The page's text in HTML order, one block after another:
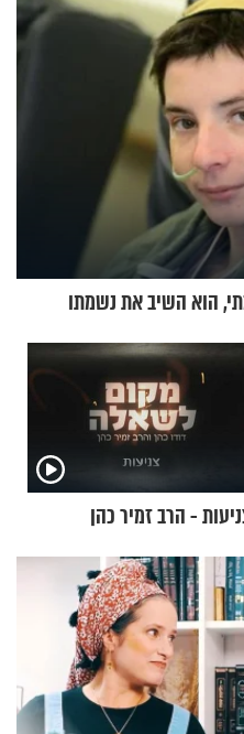
הוא השיב את נשמתו
- הרב זמיר כהן